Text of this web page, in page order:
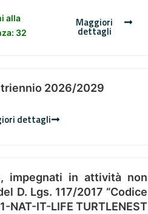
alla
32
Maggiori
dettagli
triennio 2026/2029
dettagli
impegnati in attività non
D. Lgs. 117/2017 “Codice
IT-LIFE TURTLENEST